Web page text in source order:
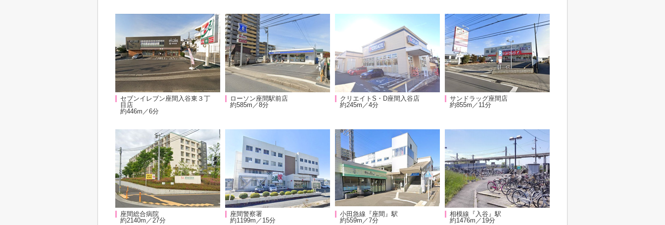
セブンイレブン座間入谷東３丁
目店
約446m／6分
ローソン座間駅前店
約585m／8分
クリエイトS・D座間入谷店
約245m／4分
サンドラッグ座間店
約855m／11分
座間総合病院
約2140m／27分
座間警察署
約1199m／15分
小田急線『座間』駅
約559m／7分
相模線『入谷』駅
約1476m／19分